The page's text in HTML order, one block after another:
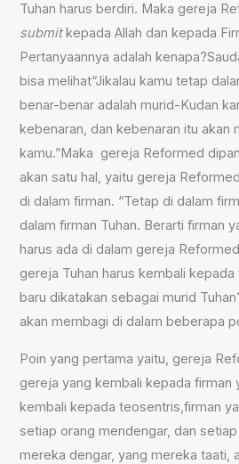
Tuhan harus berdiri. Maka gereja
submitkepada Allah dan kepada
Pertanyaannya adalah
bisa melihat“Jikalau kamu tetap
benar-benar adalah murid-Kudan
kebenaran, dan kebenaran itu akan
kamu.”Maka gereja Reformed
akan satu hal, yaitu gereja
di dalam firman. “Tetap di dalam
dalam firman Tuhan. Berarti firman
harus ada di dalam gereja
gereja Tuhan harus kembali
baru dikatakan sebagai murid
akan membagi di dalam beberapa
Poin yang pertama yaitu, gereja
gereja yang kembali kepada firman
kembali kepada teosentris,firman
setiap orang mendengar, dan
mereka dengar, yang mereka taati,